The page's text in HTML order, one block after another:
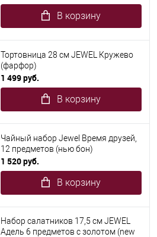
В корзину
Тортовница 28 см JEWEL Кружево
(фарфор)
1 499 руб.
В корзину
Чайный набор Jewel Время друзей,
12 предметов (нью бон)
1 520 руб.
В корзину
Набор салатников 17,5 см JEWEL
Адель 6 предметов с золотом (new